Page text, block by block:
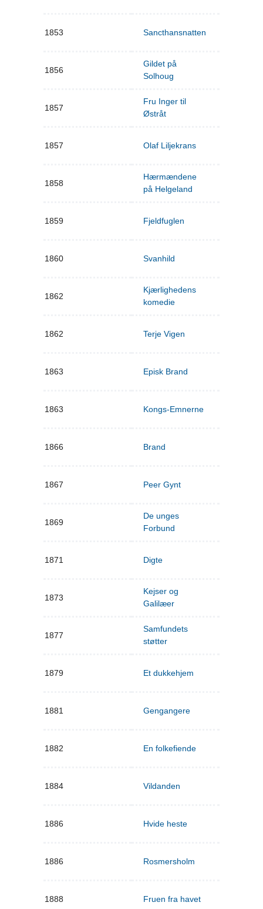
1853 Sancthansnatten
1856
Gildet på
Solhoug
1857
Fru Inger til
Østråt
1857 Olaf Liljekrans
1858
Hærmændene
på Helgeland
1859 Fjeldfuglen
1860 Svanhild
1862
Kjærlighedens
komedie
1862 Terje Vigen
1863 Episk Brand
1863 Kongs-Emnerne
1866 Brand
1867 Peer Gynt
1869
De unges
Forbund
1871 Digte
1873
Kejser og
Galilæer
1877
Samfundets
støtter
1879 Et dukkehjem
1881 Gengangere
1882 En folkefiende
1884 Vildanden
1886 Hvide heste
1886 Rosmersholm
1888 Fruen fra havet